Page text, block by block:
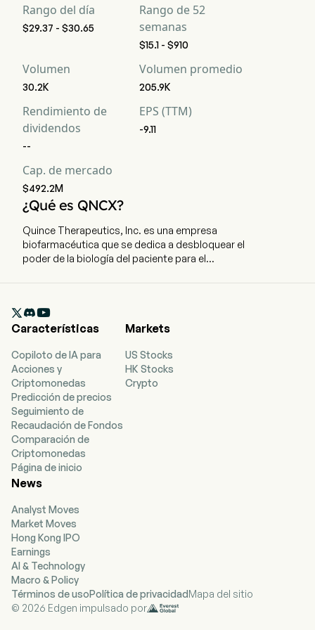
Rango del día
$29.37 - $30.65
Rango de 52
semanas
$15.1 - $910
Volumen
30.2K
Volumen promedio
205.9K
Rendimiento de
dividendos
--
EPS (TTM)
-9.11
Cap. de mercado
$492.2M
¿Qué es QNCX?
Quince Therapeutics, Inc. es una empresa
biofarmacéutica que se dedica a desbloquear el
poder de la biología del paciente para el
empleados a tiempo completo. La empresa
realizó su OPI el 09 de mayo de 2019. La empresa
paciente para proporcionar terapias que
transformen la vida de quienes viven con
enfermedades raras. Su plataforma tecnológica
exclusiva de encapsulación de medicamentos
autólogos intracelulares (AIDE) es una
combinación de medicamento/dispositivo que
utiliza un proceso automatizado diseñado para
encapsular un medicamento dentro de los
glóbulos rojos del propio paciente. El principal
activo de la compañía en fase III, eDSP, utiliza su
dexametasona sódica (DSP) en los glóbulos
rojos del propio paciente, y está dirigido al
tratamiento de una enfermedad
neurodegenerativa pediátrica rara, la Ataxia-
Telangiectasia (A-T). Su tecnología AIDE está
diseñada para permitir la administración crónica
de medicamentos cuya utilización es limitada
debido a la toxicidad, mala biodistribución,

Características
Copiloto de IA para
Acciones y
Criptomonedas
Predicción de precios
Seguimiento de
Recaudación de Fondos
Comparación de
Criptomonedas
Página de inicio
Markets
US Stocks
HK Stocks
Crypto
News
Analyst Moves
Market Moves
Hong Kong IPO
Earnings
AI & Technology
Macro & Policy
Términos de usoPolítica de privacidadMapa del sitio
© 2026 Edgen impulsado por